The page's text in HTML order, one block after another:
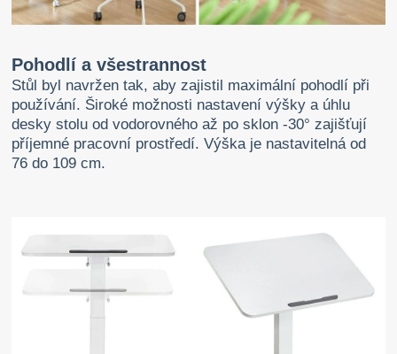
Pohodlí a všestrannost
Stůl byl navržen tak, aby zajistil maximální pohodlí při
používání. Široké možnosti nastavení výšky a úhlu
desky stolu od vodorovného až po sklon -30° zajišťují
příjemné pracovní prostředí. Výška je nastavitelná od
76 do 109 cm.